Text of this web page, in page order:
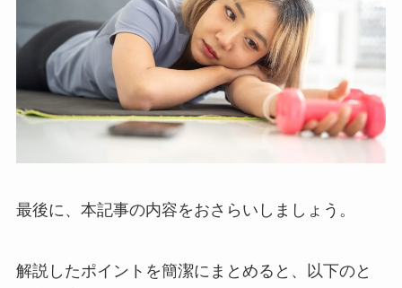
最後に、本記事の内容をおさらいしましょう。
解説したポイントを簡潔にまとめると、以下のと